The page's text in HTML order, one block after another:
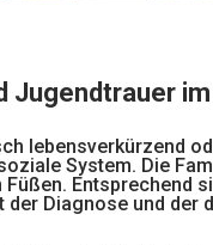
Jugendtrauer
lebensverkürzend
System. Die
Entsprechend
Diagnose und